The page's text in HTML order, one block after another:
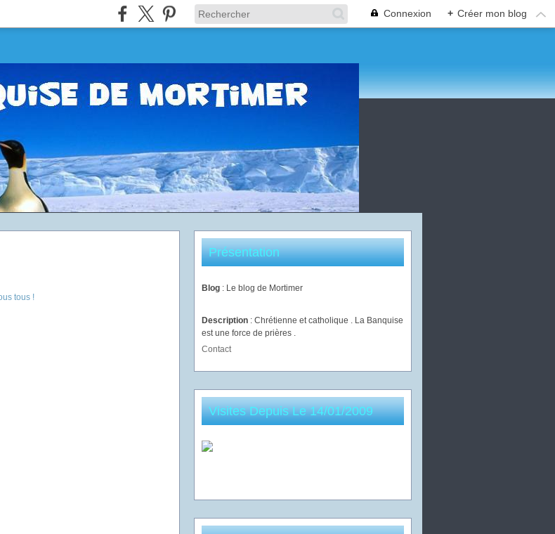
Connexion + Créer mon blog
Présentation
Blog : Le blog de Mortimer
Description : Chrétienne et catholique . La Banquise
est une force de prières .
Contact
Visites Depuis Le 14/01/2009